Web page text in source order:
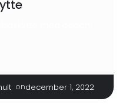
ondecember 1, 2022